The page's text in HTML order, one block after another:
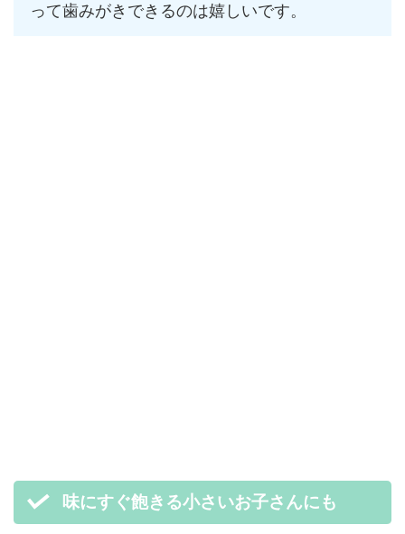
って歯みがきできるのは嬉しいです。
味にすぐ飽きる小さいお子さんにも